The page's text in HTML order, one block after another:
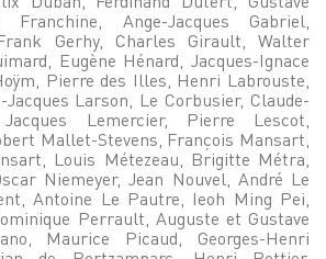
Franchine, Ange-Jacques Gabriel,
Gerhy, Charles Girault, Walter
Eugène Hénard, Jacques-Ignace
Pierre des Illes, Henri Labrouste,
Larson, Le Corbusier, Claude-
Lemercier, Pierre Lescot,
Mallet-Stevens, François Mansart,
Louis Métezeau, Brigitte Métra,
Niemeyer, Jean Nouvel, André Le
Antoine Le Pautre, Ieoh Ming Pei,
Perrault, Auguste et Gustave
Maurice Picaud, Georges-Henri